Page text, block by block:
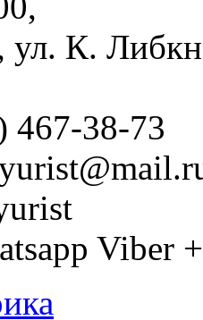
ул. К.
467-38-73
Viber